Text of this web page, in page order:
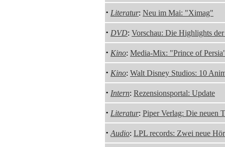
· Literatur: Neu im Mai: "Ximag"
· DVD: Vorschau: Die Highlights
· Kino: Media-Mix: "Prince of
· Kino: Walt Disney Studios: 10
· Intern: Rezensionsportal: Update
· Literatur: Piper Verlag: Die neuen
· Audio: LPL records: Zwei neue